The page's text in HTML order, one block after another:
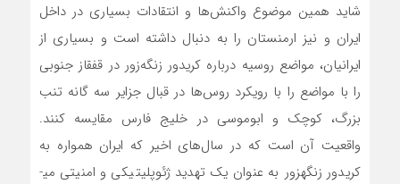
شاید همین موضوع واکنش‌ها و انتقادات بسیاری در داخل
ایران و نیز ارمنستان را به دنبال داشته است و بسیاری از
ایرانیان، مواضع روسیه درباره کریدور ‌زنگه‌زور در قفقاز جنوبی
را با مواضع را با رویکرد روس‌ها در قبال جزایر سه گانه تنب
بزرگ، کوچک و ابوموسی در خلیج فارس مقایسه کنند.
واقعیت آن است که در سال‌های اخیر که ایران همواره به
کریدور زنگه­زور به عنوان یک تهدید ژئوپلیتیکی و امنیتی می­